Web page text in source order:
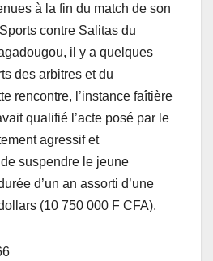
à la fin du match de son
contre Salitas du
il y a quelques
des arbitres et du
rencontre, l’instance faîtière
qualifié l’acte posé par le
agressif et
suspendre le jeune
d’un an assorti d’une
(10 750 000 F CFA).